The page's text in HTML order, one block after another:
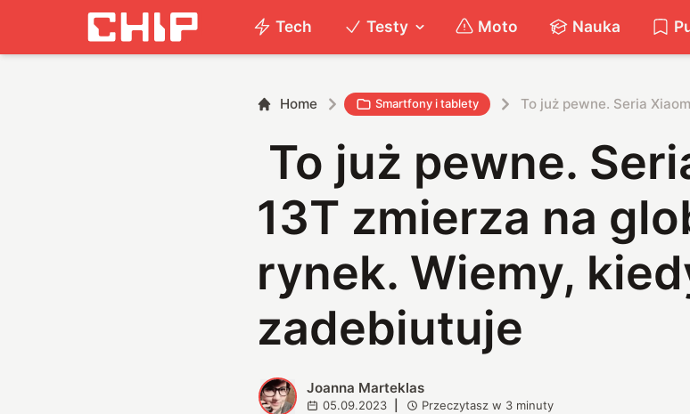
Tech Testy Moto Nauka
Home Smartfony i tablety To już pewne. Seria
To już pewne.
13T zmierza na
rynek. Wiemy,
zadebiutuje
J Joanna Marteklas
05.09.2023 Przeczytasz w 3 minuty